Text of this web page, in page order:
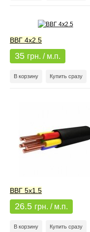
ВВГ 4x2.5
35 грн. / м.п.
В корзину Купить сразу
ВВГ 5x1.5
26.5 грн. / м.п.
В корзину Купить сразу